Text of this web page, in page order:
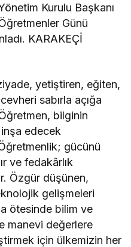
Kurulu Başkanı
Günü
KARAKEÇİ
yetiştiren, eğiten,
sabırla açığa
bilginin
inşa edecek
gücünü
ve fedakârlık
Özgür düşünen,
gelişmeleri
ötesinde bilim ve
manevi değerlere
için ülkemizin her